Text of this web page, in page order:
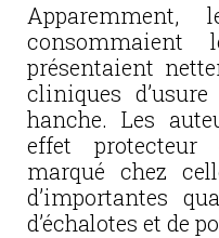
Apparemment,
présentaient
cliniques
hanche. Les
effet protecteur
marqué chez
d’importantes
d’échalotes et de